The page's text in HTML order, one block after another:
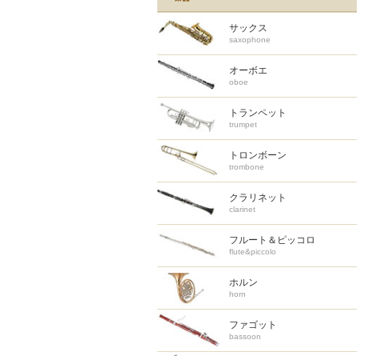
サックス
saxophone
オーボエ
oboe
トランペット
trumpet
トロンボーン
trombone
クラリネット
clarinet
フルート＆ピッコロ
flute&piccolo
ホルン
horn
ファゴット
bassoon